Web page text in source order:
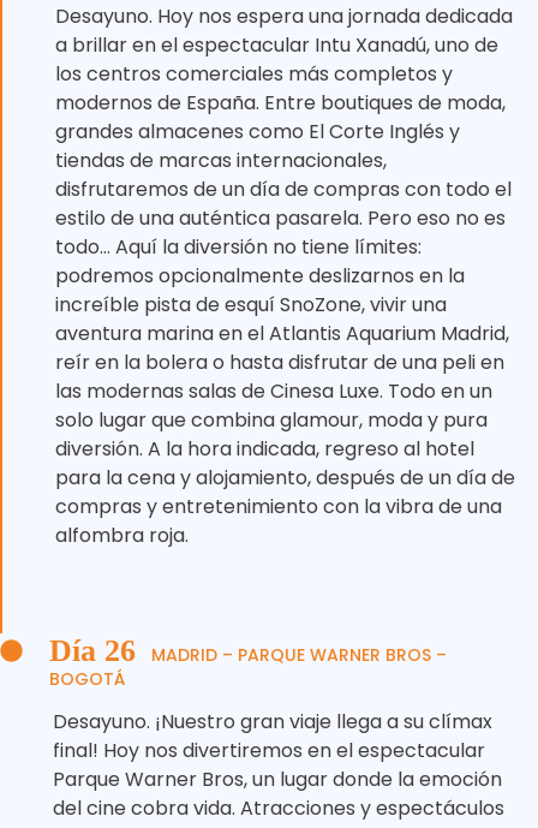
Desayuno. Hoy nos espera una jornada dedicada
a brillar en el espectacular Intu Xanadú, uno de
los centros comerciales más completos y
modernos de España. Entre boutiques de moda,
grandes almacenes como El Corte Inglés y
tiendas de marcas internacionales,
disfrutaremos de un día de compras con todo el
estilo de una auténtica pasarela. Pero eso no es
todo… Aquí la diversión no tiene límites:
podremos opcionalmente deslizarnos en la
increíble pista de esquí SnoZone, vivir una
aventura marina en el Atlantis Aquarium Madrid,
reír en la bolera o hasta disfrutar de una peli en
las modernas salas de Cinesa Luxe. Todo en un
solo lugar que combina glamour, moda y pura
diversión. A la hora indicada, regreso al hotel
para la cena y alojamiento, después de un día de
compras y entretenimiento con la vibra de una
alfombra roja.
Día 26
MADRID – PARQUE WARNER BROS –
BOGOTÁ
Desayuno. ¡Nuestro gran viaje llega a su clímax
final! Hoy nos divertiremos en el espectacular
Parque Warner Bros, un lugar donde la emoción
del cine cobra vida. Atracciones y espectáculos